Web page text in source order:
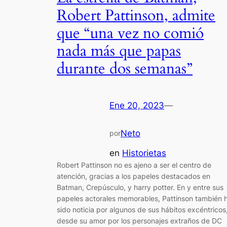
Robert Pattinson, admite
que “una vez no comió
nada más que papas
durante dos semanas”
Ene 20, 2023—
porNeto
en Historietas
Robert Pattinson no es ajeno a ser el centro de
atención, gracias a los papeles destacados en
Batman, Crepúsculo, y harry potter. En y entre sus
papeles actorales memorables, Pattinson también
sido noticia por algunos de sus hábitos
desde su amor por los personajes extraños de DC